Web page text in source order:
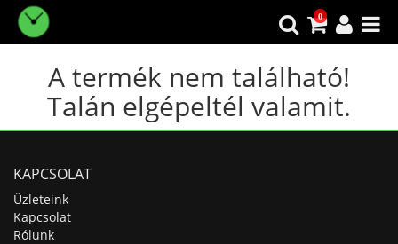
0
A termék nem található!
Talán elgépeltél valamit.
KAPCSOLAT
Üzleteink
Kapcsolat
Rólunk